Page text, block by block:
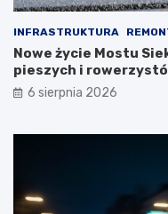
INFRASTRUKTURA
Nowe życie Mostu
pieszych i
6 sierpnia 2026